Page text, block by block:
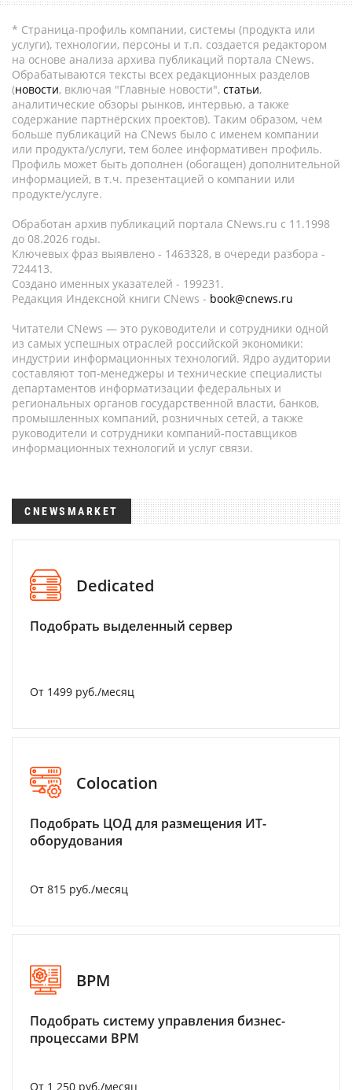
* Страница-профиль компании, системы (продукта или
услуги), технологии, персоны и т.п. создается редактором
на основе анализа архива публикаций портала CNews.
Обрабатываются тексты всех редакционных разделов
(новости, включая "Главные новости", статьи,
аналитические обзоры рынков, интервью, а также
содержание партнёрских проектов). Таким образом, чем
больше публикаций на CNews было с именем компании
или продукта/услуги, тем более информативен профиль.
Профиль может быть дополнен (обогащен) дополнительной
информацией, в т.ч. презентацией о компании или
продукте/услуге.
Обработан архив публикаций портала CNews.ru c 11.1998
до 08.2026 годы.
Ключевых фраз выявлено - 1463328, в очереди разбора -
724413.
Создано именных указателей - 199231.
Редакция Индексной книги CNews - book@cnews.ru
Читатели CNews — это руководители и сотрудники одной
из самых успешных отраслей российской экономики:
индустрии информационных технологий. Ядро аудитории
составляют топ-менеджеры и технические специалисты
департаментов информатизации федеральных и
региональных органов государственной власти, банков,
промышленных компаний, розничных сетей, а также
руководители и сотрудники компаний-поставщиков
информационных технологий и услуг связи.
CNEWSMARKET
Dedicated
Подобрать выделенный сервер
От 1499 руб./месяц
Colocation
Подобрать ЦОД для размещения ИТ-
оборудования
От 815 руб./месяц
BPM
Подобрать систему управления бизнес-
процессами BPM
От 1 250 руб./месяц